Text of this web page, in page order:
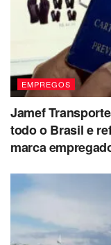
EMPREGOS
Jamef
todo o Brasil e
marca